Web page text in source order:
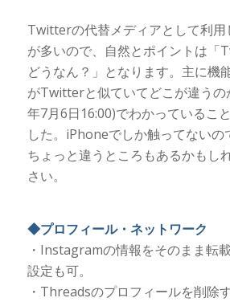
Twitterの代替メディアとして利用
が多いので、自然とポイントは「
どうなん？」となります。主に機
がTwitterと似ていてどこが違うの
年7月6日16:00)でわかっているこ
した。iPhoneでしか触ってない
ちょっと違うところもあるかもし
さい。
◆プロフィール・ネットワーク
・Instagramの情報をそのまま転
設定も可。
・Threadsのプロフィールを削除